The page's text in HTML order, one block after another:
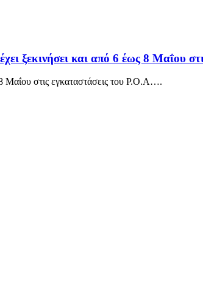
ξεκινήσει και από 6 έως 8 Μαΐου
Μαΐου στις εγκαταστάσεις του Ρ.Ο.Α….